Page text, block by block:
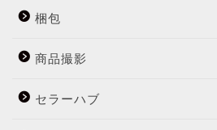
梱包
商品撮影
セラーハブ